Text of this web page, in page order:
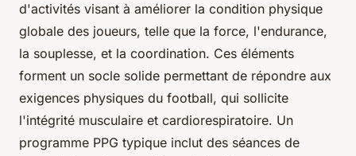
d'activités visant à améliorer la condition physique
globale des joueurs, telle que la force, l'endurance,
la souplesse, et la coordination. Ces éléments
forment un socle solide permettant de répondre aux
exigences physiques du football, qui sollicite
l'intégrité musculaire et cardiorespiratoire. Un
programme PPG typique inclut des séances de